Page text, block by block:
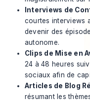
Interviews de
courtes interviews
devenir des
autonome.
Clips de Mise en
24 à 48 heures
sociaux afin de
Articles de Blog
résumant les